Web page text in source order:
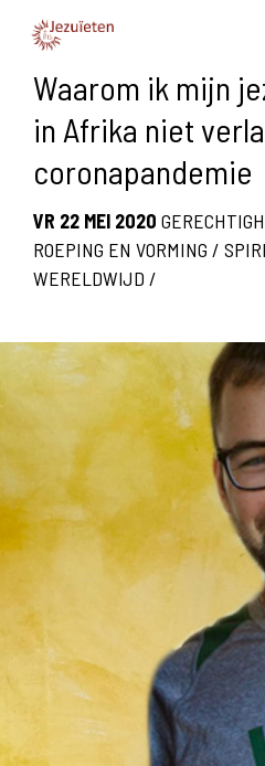
Waarom ik mijn
in Afrika niet
coronapandemie
VR 22 MEI 2020
ROEPING EN VORMING /
WERELDWIJD /